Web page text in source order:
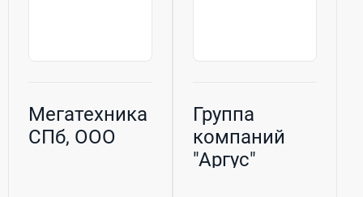
Мегатехника
СПб, ООО
Группа
компаний
"Аргус"